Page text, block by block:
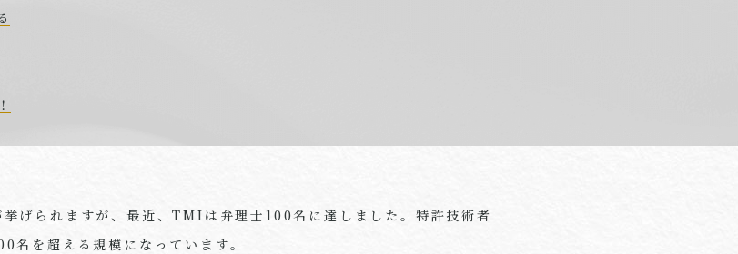
げられますが、最近、TMI は弁理士 100名に達しました。特許技術者
名を超える規模になっています。